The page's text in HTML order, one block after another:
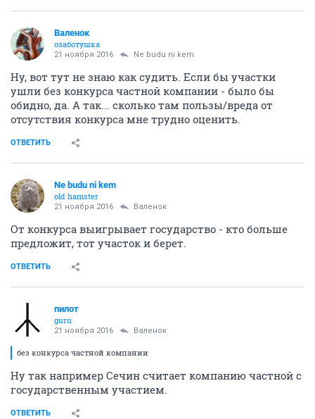
Валенок
озаботушка
21 ноября 2016 Ne budu ni kem
Ну, вот тут не знаю как судить. Если бы участки
ушли без конкурса частной компании - было бы
обидно, да. А так... сколько там пользы/вреда от
отсутствия конкурса мне трудно оценить.
ОТВЕТИТЬ
Ne budu ni kem
old hamster
21 ноября 2016 Валенок
От конкурса выигрывает государство - кто больше
предложит, тот участок и берет.
ОТВЕТИТЬ
пилот
guru
21 ноября 2016 Валенок
без конкурса частной компании
Ну так например Сечин считает компанию частной с
государственным участием.
ОТВЕТИТЬ